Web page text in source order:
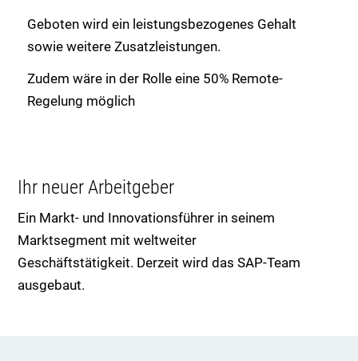
Geboten wird ein leistungsbezogenes Gehalt
sowie weitere Zusatzleistungen.
Zudem wäre in der Rolle eine 50% Remote-
Regelung möglich
Ihr neuer Arbeitgeber
Ein Markt- und Innovationsführer in seinem
Marktsegment mit weltweiter
Geschäftstätigkeit. Derzeit wird das SAP-Team
ausgebaut.